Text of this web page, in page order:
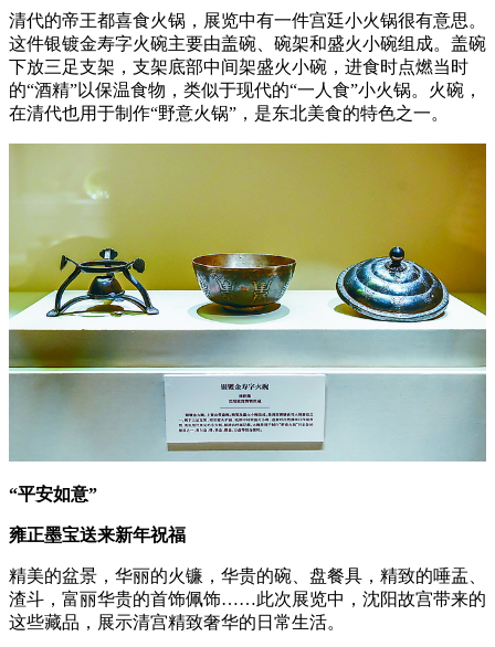
清代的帝王都喜食火锅，展览中有一件宫廷小火锅很有意思。
这件银镀金寿字火碗主要由盖碗、碗架和盛火小碗组成。盖碗
下放三足支架，支架底部中间架盛火小碗，进食时点燃当时
的“酒精”以保温食物，类似于现代的“一人食”小火锅。火碗，
在清代也用于制作“野意火锅”，是东北美食的特色之一。
“平安如意”
雍正墨宝送来新年祝福
精美的盆景，华丽的火镰，华贵的碗、盘餐具，精致的唾盂、
渣斗，富丽华贵的首饰佩饰……此次展览中，沈阳故宫带来的
这些藏品，展示清宫精致奢华的日常生活。